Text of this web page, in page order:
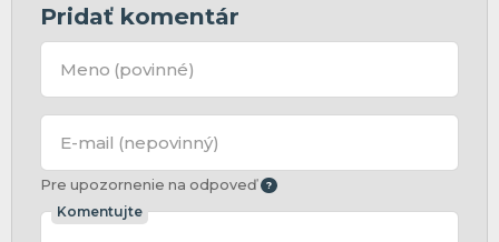
Pridať komentár
Meno (povinné)
E-mail (nepovinný)
Pre upozornenie na odpoveď
Komentujte